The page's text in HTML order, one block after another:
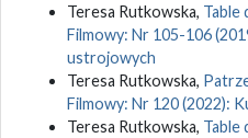
Teresa Rutkowska, Table
Filmowy: Nr 105-106
ustrojowych
Teresa Rutkowska,
Filmowy: Nr 120 (2022):
Teresa Rutkowska, Table